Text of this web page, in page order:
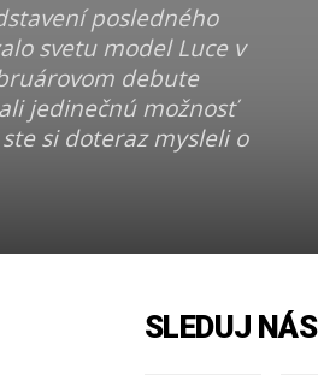
posledného
svetu model Luce v
debute
jedinečnú možnosť
si doteraz mysleli o
SLEDUJ NÁS